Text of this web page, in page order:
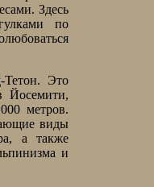
Здесь
по
Тетон. Это
Йосемити,
метров.
виды
а также
и